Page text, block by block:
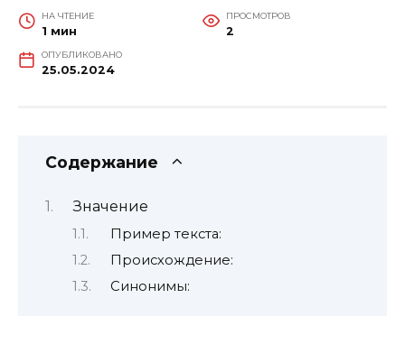
НА ЧТЕНИЕ
1 мин
ПРОСМОТРОВ
2
ОПУБЛИКОВАНО
25.05.2024
Содержание
Значение
Пример текста:
Происхождение:
Синонимы: